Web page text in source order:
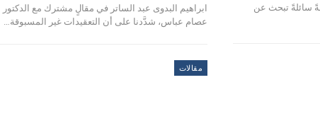
سائلةً تبحث عن
ابراهيم البدوى عبد الساتر في مقالٍ مشترك مع الدكتور
عصام عباس، شدَّدنا على أن التعقيدات غير المسبوقة…
مقالات